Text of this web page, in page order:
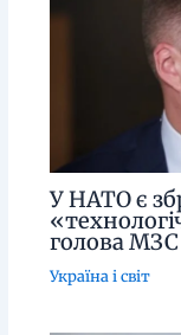
У НАТО є
голова
Україна і світ